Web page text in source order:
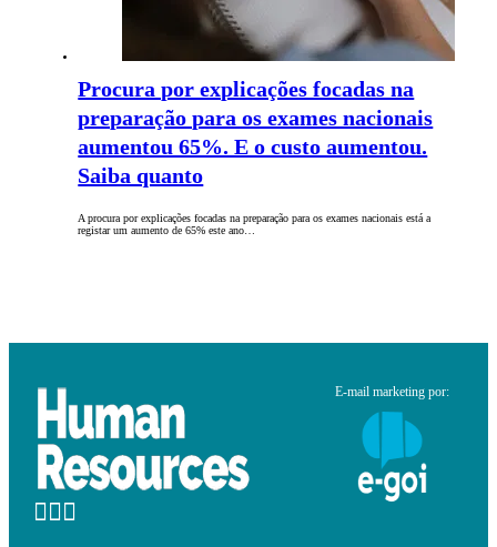
Procura por explicações focadas na
preparação para os exames nacionais
aumentou 65%. E o custo aumentou.
Saiba quanto
A procura por explicações focadas na preparação para os exames nacionais está a
registar um aumento de 65% este ano…
E-mail marketing por: